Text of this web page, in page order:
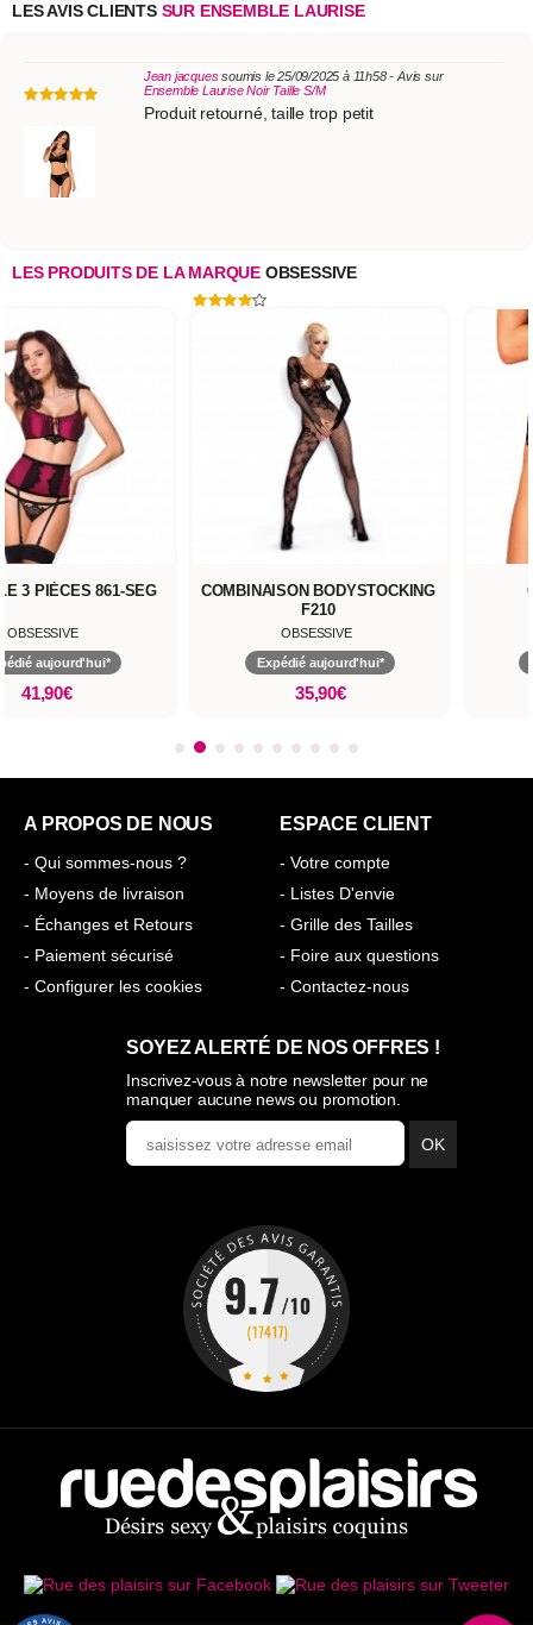
LES AVIS CLIENTSSUR ENSEMBLE LAURISE
Jean jacquessoumis le 25/09/2025 à 11h58 - Avis sur
Ensemble Laurise Noir Taille S/M
Produit retourné, taille trop petit
LES PRODUITS DE LA MARQUE OBSESSIVE
3 PIÈCES 861-SEG
OBSESSIVE
aujourd'hui*
41,90€
COMBINAISON BODYSTOCKING
F210
OBSESSIVE
Expédié aujourd'hui*
35,90€
A PROPOS DE NOUS
- Qui sommes-nous ?
- Moyens de livraison
- Échanges et Retours
- Paiement sécurisé
- Configurer les cookies
ESPACE CLIENT
- Votre compte
- Listes D'envie
- Grille des Tailles
- Foire aux questions
- Contactez-nous
SOYEZ ALERTÉ DE NOS OFFRES !
Inscrivez-vous à notre newsletter pour ne
manquer aucune news ou promotion.
OK